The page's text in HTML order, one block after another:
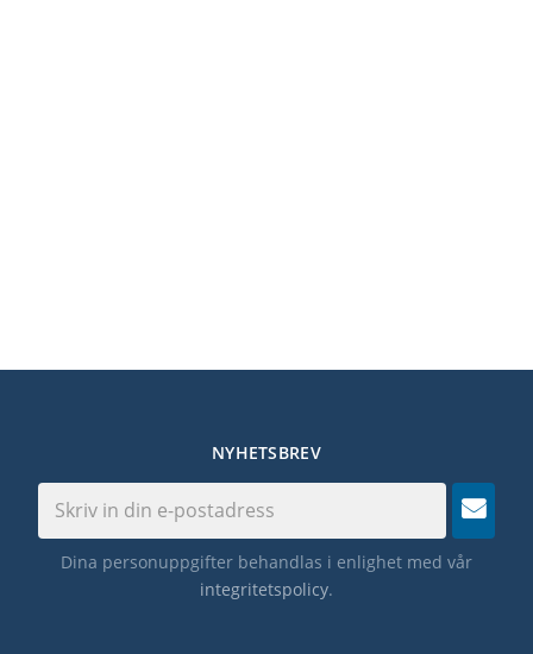
NYHETSBREV
Dina personuppgifter behandlas i enlighet med vår
integritetspolicy.